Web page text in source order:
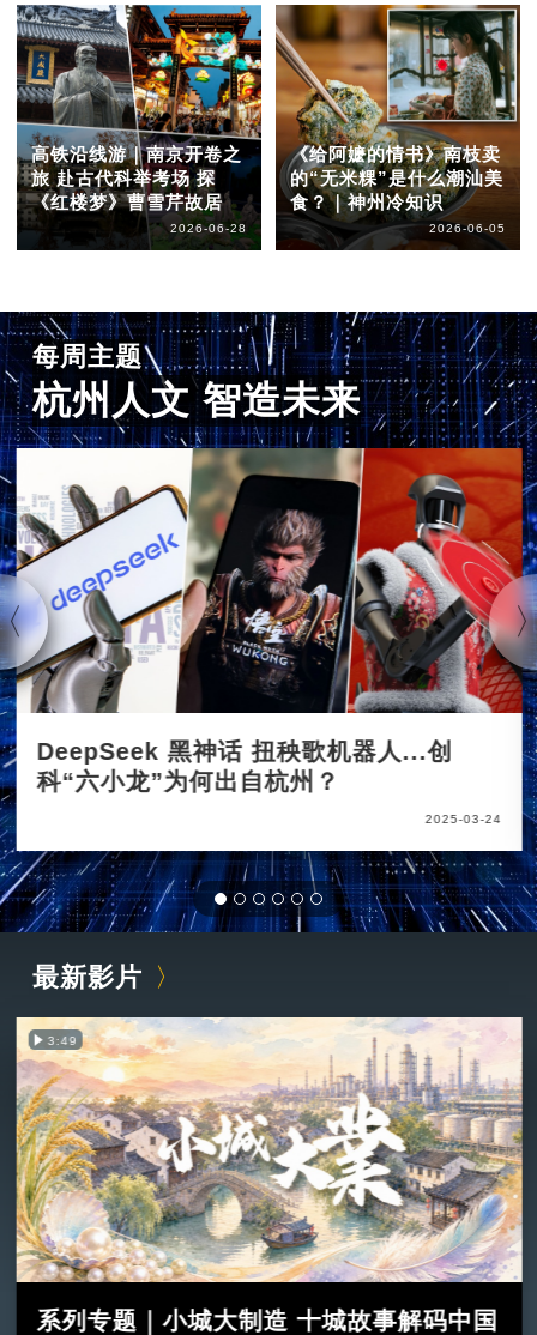
高铁沿线游｜南京开卷之
旅 赴古代科举考场 探
《红楼梦》曹雪芹故居
2026-06-28
《给阿嬷的情书》南枝卖
的“无米粿”是什么潮汕美
食？｜神州冷知识
2026-06-05
每周主题
杭州人文 智造未来
DeepSeek 黑神话 扭秧歌机器人...创
科“六小龙”为何出自杭州？
2025-03-24
最新影片
3:49
系列专题｜小城大制造 十城故事解码中国